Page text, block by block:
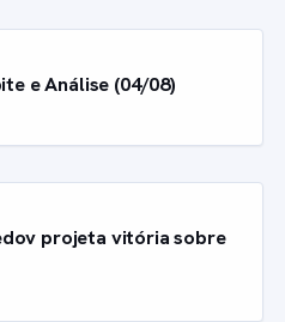
e Análise (04/08)
projeta vitória sobre